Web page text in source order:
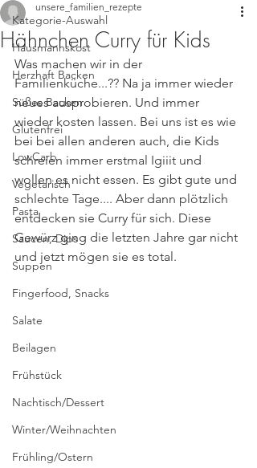
Kategorie-Auswahl
Hausmannskost
Herzhaft Backen
Süßes Backen
Glutenfrei
LowCarb
Vegetarisch
Pasta
Saucen, Dips
Suppen
Fingerfood, Snacks
Salate
Beilagen
Frühstück
Nachtisch/Dessert
Winter/Weihnachten
Frühling/Ostern
Hähnchen Curry für Kids
unsere_familien_rezepte
Was machen wir in der
Familienküche...?? Na ja immer wieder
neues ausprobieren. Und immer
wieder kosten lassen. Bei uns ist es wie
bei bei allen anderen auch, die Kids
schreien immer erstmal Igiiit und
wollen es nicht essen. Es gibt gute und
schlechte Tage.... Aber dann plötzlich
entdecken sie Curry für sich. Diese
Gewürz ging die letzten Jahre gar nicht
und jetzt mögen sie es total.